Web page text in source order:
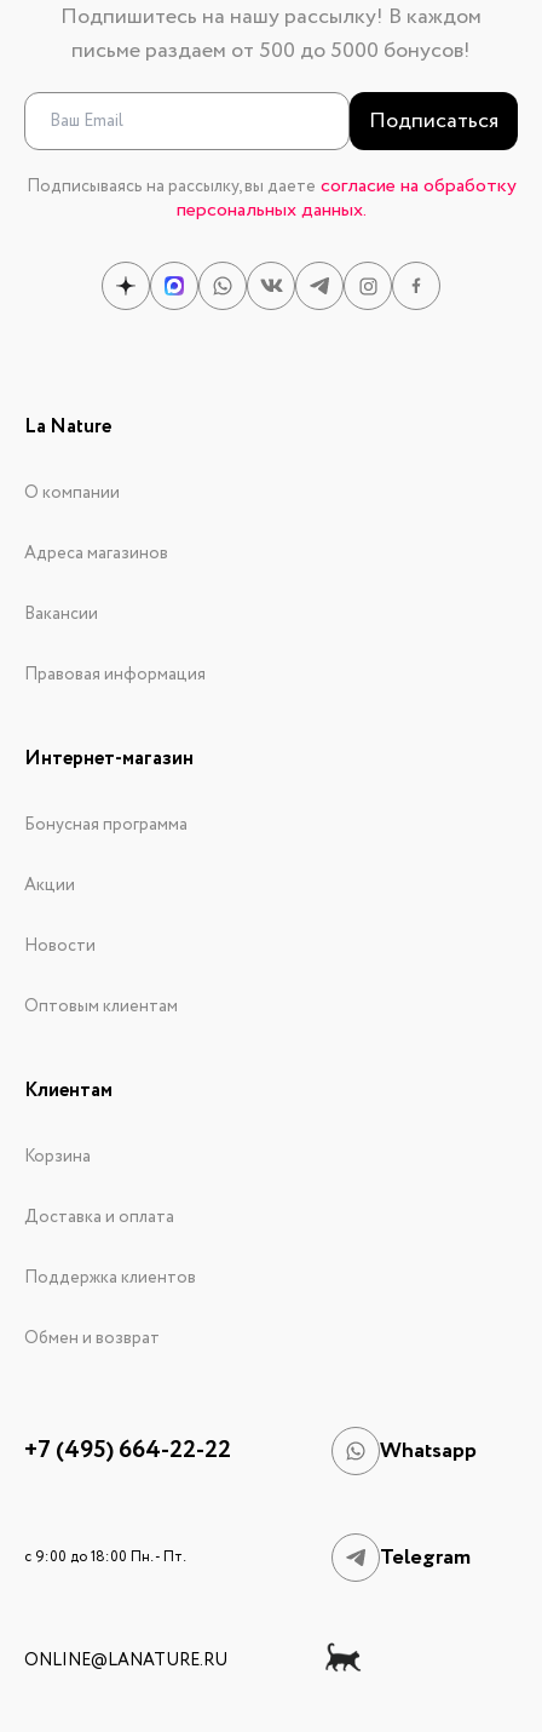
Подпишитесь на нашу рассылку! В каждом
письме раздаем от 500 до 5000 бонусов!
Подписаться
Подписываясь на рассылку, вы даете согласие на обработку
персональных данных.
La Nature
О компании
Адреса магазинов
Вакансии
Правовая информация
Интернет-магазин
Бонусная программа
Акции
Новости
Оптовым клиентам
Клиентам
Корзина
Доставка и оплата
Поддержка клиентов
Обмен и возврат
+7 (495) 664-22-22 Whatsapp
c 9:00 до 18:00 Пн. - Пт. Telegram
ONLINE@LANATURE.RU